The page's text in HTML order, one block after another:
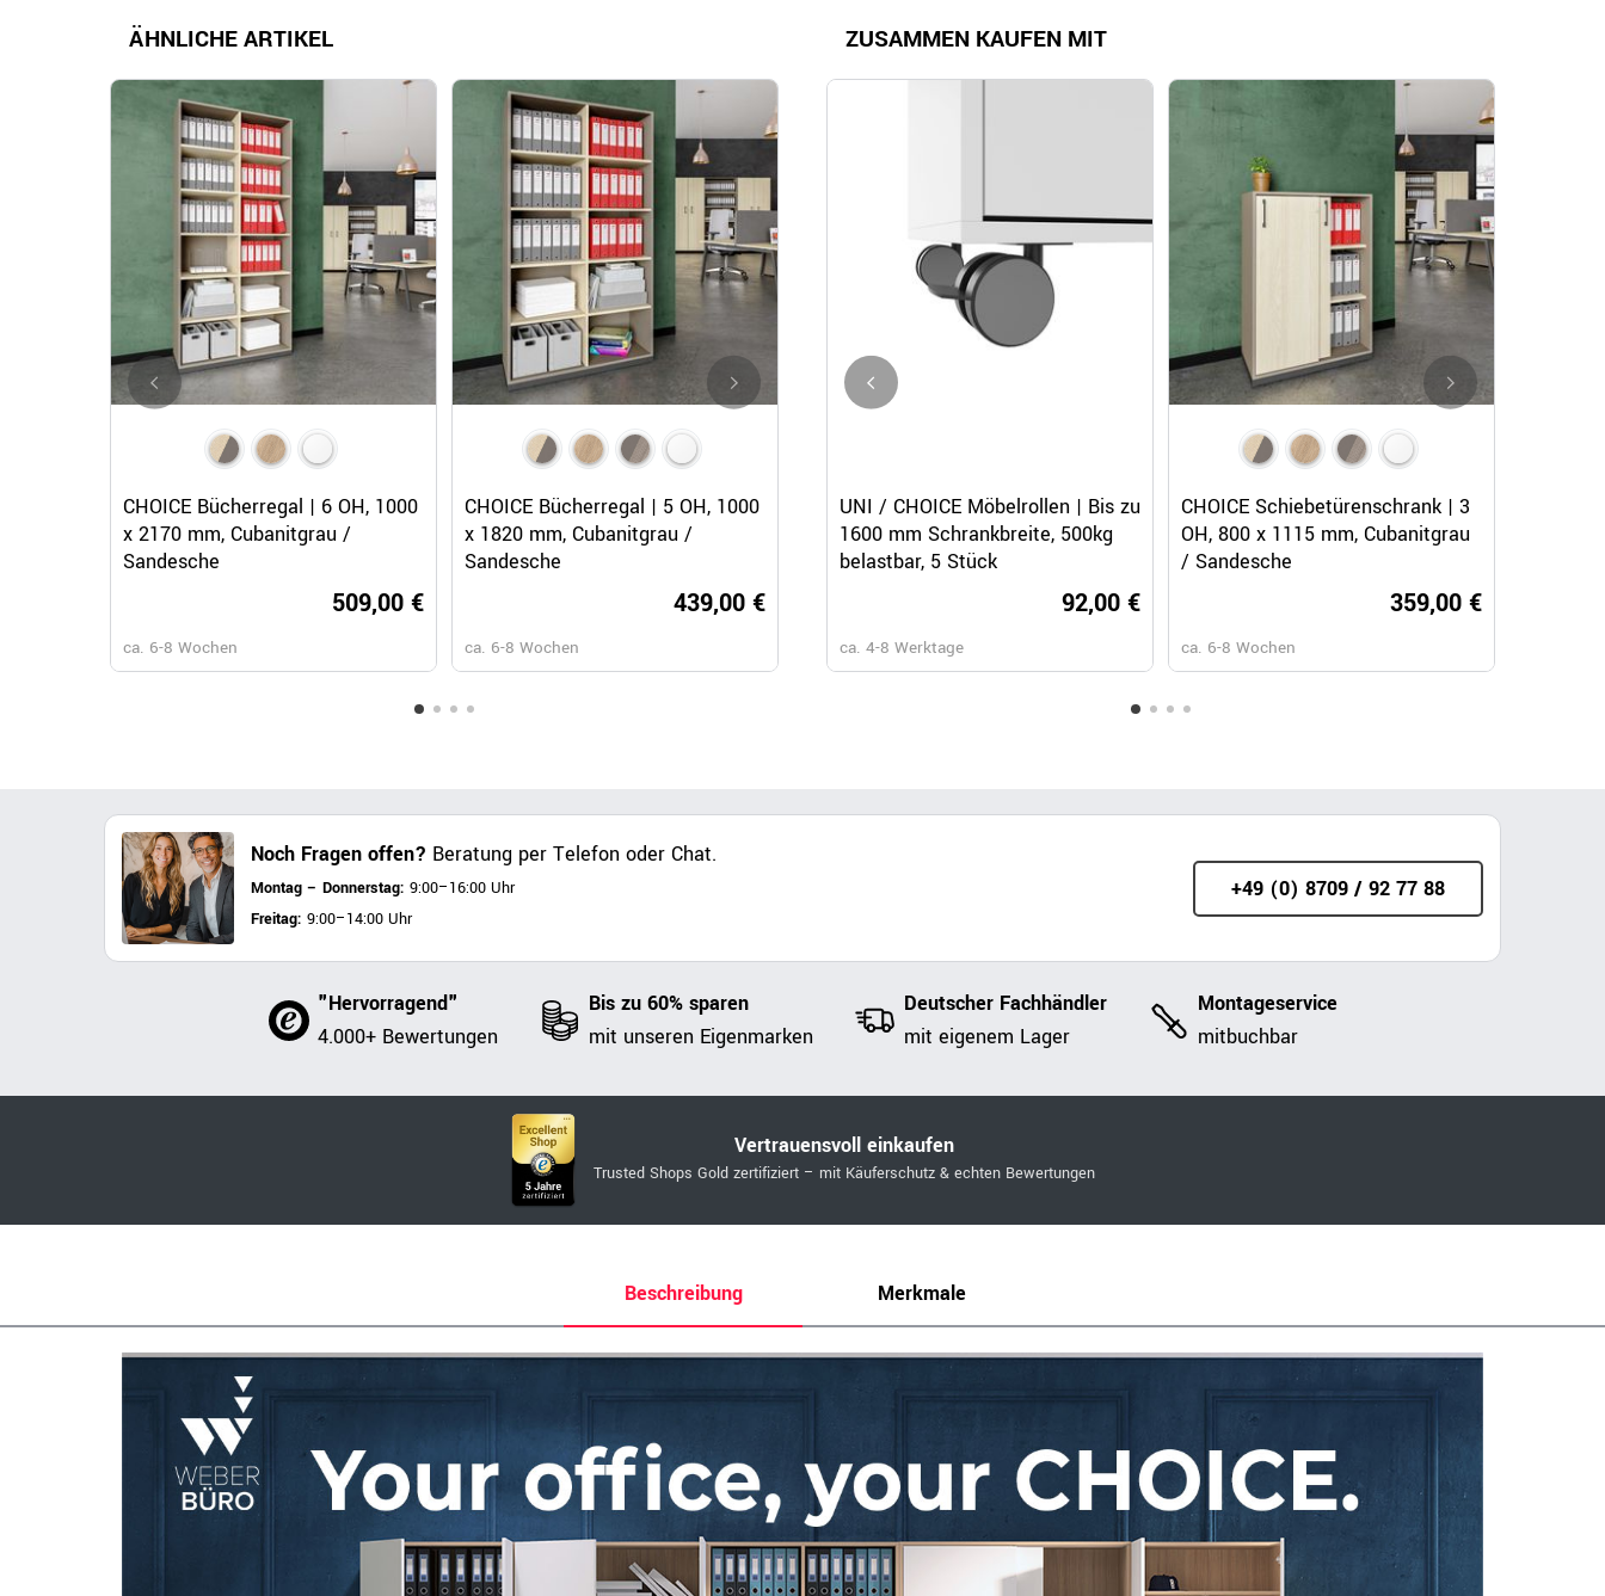
ÄHNLICHE ARTIKEL
CHOICE Bücherregal | 6 OH, 1000
x 2170 mm, Cubanitgrau /
Sandesche
509,00 €
ca. 6-8 Wochen
CHOICE Bücherregal | 5 OH, 1000
x 1820 mm, Cubanitgrau /
Sandesche
439,00 €
ca. 6-8 Wochen
CHOICE Bücherregal | 4 OH, 1000
x 1465 mm, Cubanitgrau /
Sandesche
369,00 €
ca. 6-8 Wochen
CHOICE Bücherregal | 1 OH, 1600
x 410 mm, Cubanitgrau /
Sandesche
219,00 €
ca. 6-8 Wochen
ZUSAMMEN KAUFEN MIT
UNI / CHOICE Möbelrollen | Bis zu
1600 mm Schrankbreite, 500kg
belastbar, 5 Stück
92,00 €
ca. 4-8 Werktage
CHOICE Schiebetürenschrank | 3
OH, 800 x 1115 mm, Cubanitgrau
/ Sandesche
359,00 €
ca. 6-8 Wochen
Noch Fragen offen? Beratung per Telefon oder Chat.
Montag – Donnerstag: 9:00–16:00 Uhr
Freitag: 9:00–14:00 Uhr
+49 (0) 8709 / 92 77 88
"Hervorragend"
4.000+ Bewertungen
Bis zu 60% sparen
mit unseren Eigenmarken
Deutscher Fachhändler
mit eigenem Lager
Montageservice
mitbuchbar
Vertrauensvoll einkaufen
Trusted Shops Gold zertifiziert – mit Käuferschutz & echten Bewertungen
Beschreibung Merkmale